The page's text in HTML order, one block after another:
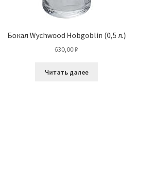
Бокал Wychwood Hobgoblin (0,5 л.)
630,00₽
Читать далее